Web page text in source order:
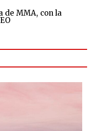
de MMA, con la